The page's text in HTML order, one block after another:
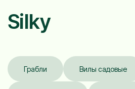
Silky
Грабли Вилы садовые